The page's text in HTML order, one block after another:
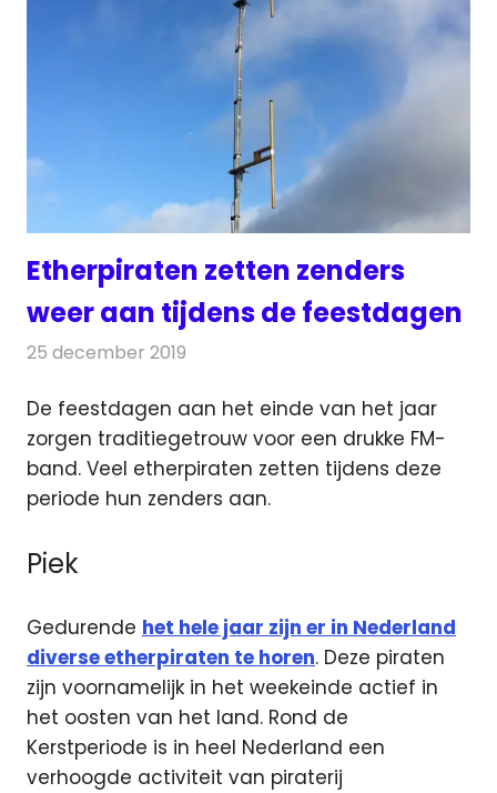
Etherpiraten zetten zenders
weer aan tijdens de feestdagen
25 december 2019
De feestdagen aan het einde van het jaar
zorgen traditiegetrouw voor een drukke FM-
band. Veel etherpiraten zetten tijdens deze
periode hun zenders aan.
Piek
Gedurende het hele jaar zijn er in Nederland
diverse etherpiraten te horen. Deze piraten
zijn voornamelijk in het weekeinde actief in
het oosten van het land. Rond de
Kerstperiode is in heel Nederland een
verhoogde activiteit van piraterij